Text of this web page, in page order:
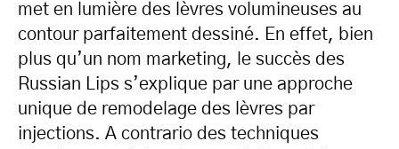
met en lumière des lèvres volumineuses au
contour parfaitement dessiné. En effet, bien
plus qu’un nom marketing, le succès des
Russian Lips s’explique par une approche
unique de remodelage des lèvres par
injections. A contrario des techniques